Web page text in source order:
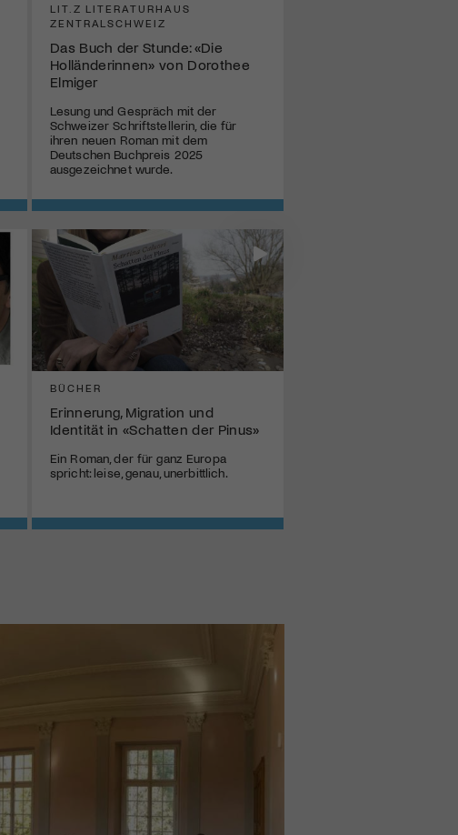
LIT.Z LITERATURHAUS
ZENTRALSCHWEIZ
Das Buch der Stunde: «Die
Holländerinnen» von Dorothee
Elmiger
Lesung und Gespräch mit der
Schweizer Schriftstellerin, die für
ihren neuen Roman mit dem
Deutschen Buchpreis 2025
ausgezeichnet wurde.
BÜCHER
Erinnerung, Migration und
Identität in «Schatten der Pinus»
Ein Roman, der für ganz Europa
spricht: leise, genau, unerbittlich.